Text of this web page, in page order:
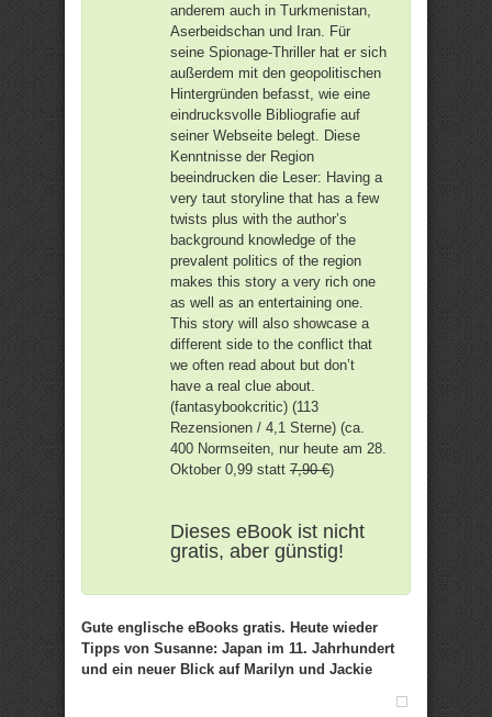
anderem auch in Turkmenistan,
Aserbeidschan und Iran. Für
seine Spionage-Thriller hat er sich
außerdem mit den geopolitischen
Hintergründen befasst, wie eine
eindrucksvolle Bibliografie auf
seiner Webseite belegt. Diese
Kenntnisse der Region
beeindrucken die Leser: Having a
very taut storyline that has a few
twists plus with the author’s
background knowledge of the
prevalent politics of the region
makes this story a very rich one
as well as an entertaining one.
This story will also showcase a
different side to the conflict that
we often read about but don’t
have a real clue about.
(fantasybookcritic) (113
Rezensionen / 4,1 Sterne) (ca.
400 Normseiten, nur heute am 28.
Oktober 0,99 statt 7,90 €)
Dieses eBook ist nicht
gratis, aber günstig!
Gute englische eBooks gratis. Heute wieder
Tipps von Susanne: Japan im 11. Jahrhundert
und ein neuer Blick auf Marilyn und Jackie